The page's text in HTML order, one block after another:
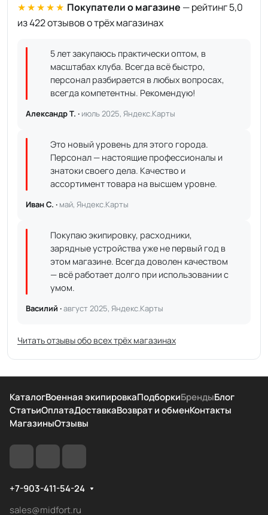
★★★★★ Покупатели о магазине — рейтинг 5,0
из 422 отзывов о трёх магазинах
5 лет закупаюсь практически оптом, в
масштабах клуба. Всегда всё быстро,
персонал разбирается в любых вопросах,
всегда компетентны. Рекомендую!
Александр Т. · июль 2025, Яндекс.Карты
Это новый уровень для этого города.
Персонал — настоящие профессионалы и
знатоки своего дела. Качество и
ассортимент товара на высшем уровне.
Иван С. · май, Яндекс.Карты
Покупаю экипировку, расходники,
зарядные устройства уже не первый год в
этом магазине. Всегда доволен качеством
— всё работает долго при использовании с
умом.
Василий ·август 2025, Яндекс.Карты
Читать отзывы обо всех трёх магазинах
КаталогВоенная экипировкаПодборкиБрендыБлог
СтатьиОплатаДоставкаВозврат и обменКонтакты
МагазиныОтзывы
+7-903-411-54-24
sales@midfort.ru